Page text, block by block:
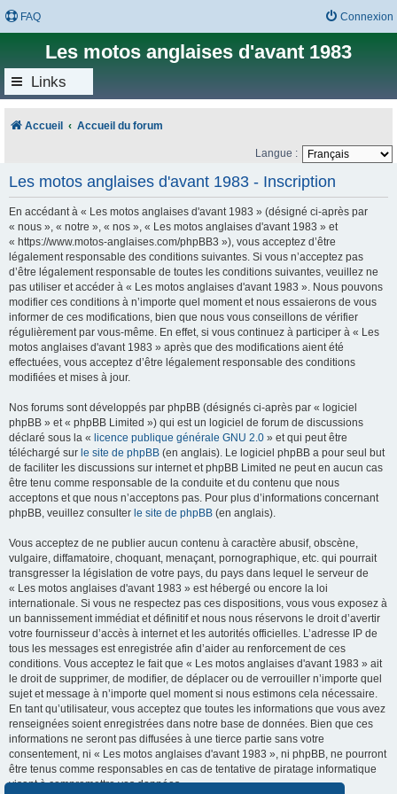
FAQ Connexion
Les motos anglaises d'avant 1983
Links
Accueil Accueil du forum
Langue :
Les motos anglaises d'avant 1983 - Inscription
En accédant à « Les motos anglaises d'avant 1983 » (désigné ci-après par
« nous », « notre », « nos », « Les motos anglaises d'avant 1983 » et
« https://www.motos-anglaises.com/phpBB3 »), vous acceptez d’être
légalement responsable des conditions suivantes. Si vous n’acceptez pas
d’être légalement responsable de toutes les conditions suivantes, veuillez ne
pas utiliser et accéder à « Les motos anglaises d'avant 1983 ». Nous pouvons
modifier ces conditions à n’importe quel moment et nous essaierons de vous
informer de ces modifications, bien que nous vous conseillons de vérifier
régulièrement par vous-même. En effet, si vous continuez à participer à « Les
motos anglaises d'avant 1983 » après que des modifications aient été
effectuées, vous acceptez d’être légalement responsable des conditions
modifiées et mises à jour.
Nos forums sont développés par phpBB (désignés ci-après par « logiciel
phpBB » et « phpBB Limited ») qui est un logiciel de forum de discussions
déclaré sous la « licence publique générale GNU 2.0 » et qui peut être
téléchargé sur le site de phpBB (en anglais). Le logiciel phpBB a pour seul but
de faciliter les discussions sur internet et phpBB Limited ne peut en aucun cas
être tenu comme responsable de la conduite et du contenu que nous
acceptons et que nous n’acceptons pas. Pour plus d’informations concernant
phpBB, veuillez consulter le site de phpBB (en anglais).
Vous acceptez de ne publier aucun contenu à caractère abusif, obscène,
vulgaire, diffamatoire, choquant, menaçant, pornographique, etc. qui pourrait
transgresser la législation de votre pays, du pays dans lequel le serveur de
« Les motos anglaises d'avant 1983 » est hébergé ou encore la loi
internationale. Si vous ne respectez pas ces dispositions, vous vous exposez à
un bannissement immédiat et définitif et nous nous réservons le droit d’avertir
votre fournisseur d’accès à internet et les autorités officielles. L’adresse IP de
tous les messages est enregistrée afin d’aider au renforcement de ces
conditions. Vous acceptez le fait que « Les motos anglaises d'avant 1983 » ait
le droit de supprimer, de modifier, de déplacer ou de verrouiller n’importe quel
sujet et message à n’importe quel moment si nous estimons cela nécessaire.
En tant qu’utilisateur, vous acceptez que toutes les informations que vous avez
renseignées soient enregistrées dans notre base de données. Bien que ces
informations ne seront pas diffusées à une tierce partie sans votre
consentement, ni « Les motos anglaises d'avant 1983 », ni phpBB, ne pourront
être tenus comme responsables en cas de tentative de piratage informatique
visant à compromettre vos données.